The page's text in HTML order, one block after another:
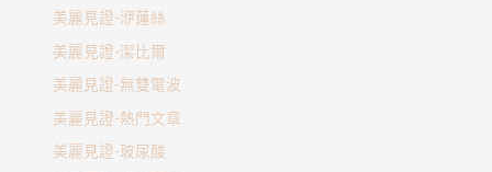
美麗見證-洢蓮絲
美麗見證-潔比爾
美麗見證-無雙電波
美麗見證-熱門文章
美麗見證-玻尿酸